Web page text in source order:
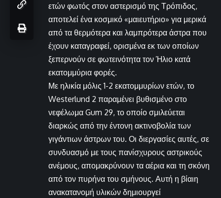
ετών φωτός στον αστερισμό της Τρόπιδος,
αποτελεί ένα κοσμικό «μαιευτήριο» για μερικά
από τα θερμότερα και λαμπρότερα άστρα που
έχουν καταγραφεί, ορισμένα εκ των οποίων
ξεπερνούν σε φωτεινότητα τον Ήλιο κατά
εκατομμύρια φορές.
Με ηλικία μόλις 1-2 εκατομμυρίων ετών, το
Westerlund 2 παραμένει βυθισμένο στο
νεφέλωμα Gum 29, το οποίο σμιλεύεται
διαρκώς από την έντονη ακτινοβολία των
γιγάντιων άστρων του. Οι διεργασίες αυτές, σε
συνδυασμό με τους πανίσχυρους αστρικούς
ανέμους, απομακρύνουν τα αέρια και τη σκόνη
από τον πυρήνα του σμήνους. Αυτή η βίαιη
ανακατανομή υλικών δημιουργεί